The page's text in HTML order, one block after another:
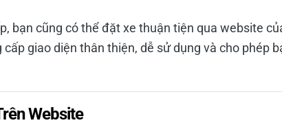
bạn cũng có thể đặt xe thuận tiện qua website
giao diện thân thiện, dễ sử dụng và cho phép
Website